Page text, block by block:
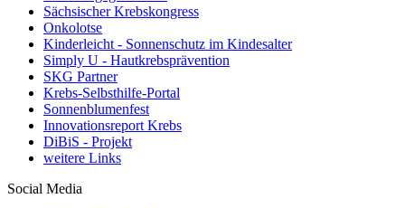
Sächsischer Krebskongress
Onkolotse
Kinderleicht - Sonnenschutz im Kindesalter
Simply U - Hautkrebsprävention
SKG Partner
Krebs-Selbsthilfe-Portal
Sonnenblumenfest
Innovationsreport Krebs
DiBiS - Projekt
weitere Links
Social Media